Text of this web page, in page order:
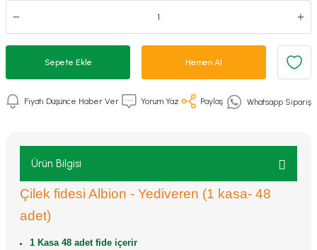
Sepete Ekle Hemen Al
Fiyatı Düşünce Haber Ver Yorum Yaz Paylaş Whatsapp Sipariş
Ürün Bilgisi
Çilek fidesi Albion - Yediveren (1 kasa- 48
adet)
1 Kasa 48 adet fide içerir